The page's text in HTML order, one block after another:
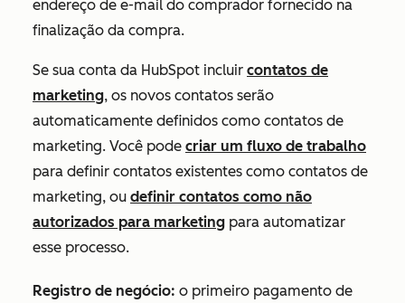
endereço de e-mail do comprador fornecido na
finalização da compra.
Se sua conta da HubSpot incluir contatos de
marketing, os novos contatos serão
automaticamente definidos como contatos de
marketing. Você pode criar um fluxo de trabalho
para definir contatos existentes como contatos de
marketing, ou definir contatos como não
autorizados para marketing para automatizar
esse processo.
Registro de negócio: o primeiro pagamento de